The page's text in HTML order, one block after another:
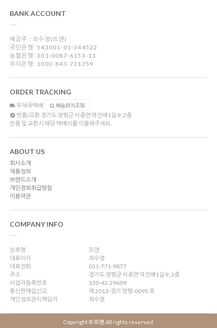
BANK ACCOUNT
예금주 : 최수영(뜨앤)
국민은행: 543001-01-344522
농협은행: 301-0087-6153-11
우리은행: 1002-843-731759
ORDER TRACKING
우체국택배 배송위치조회
반품/교환 경기도 양평군 서종면 마진배1길 9, 2층
반품 및 교환시 해당 택배사를 이용해주세요.
ABOUT US
회사소개
채용정보
브랜드소개
개인정보취급방침
이용약관
COMPANY INFO
상호명
뜨앤
대표이사
최수영
대표전화
031-771-9877
주소
경기도 양평군 서종면 마진배1길 9, 2층
사업자등록번호
130-42-29609
통신판매업신고
제 2013-경기 양평-0095 호
개인정보관리책임자
최수영
Copyright ©뜨앤 . All rights reserved.